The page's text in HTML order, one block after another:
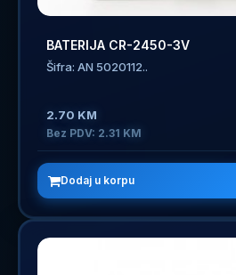
BATERIJA CR-2450-3V
Šifra: AN 5020112..
2.70 KM
Bez PDV: 2.31 KM
Dodaj u korpu